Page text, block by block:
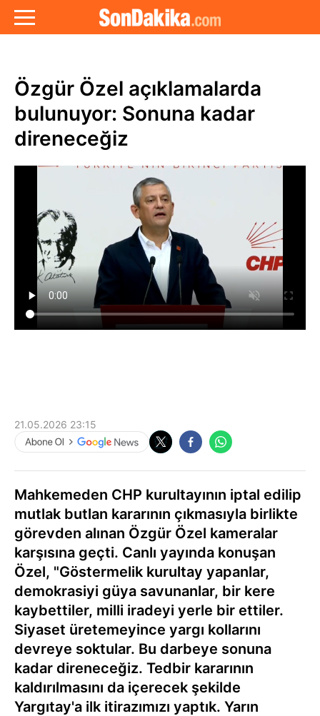
Özgür Özel açıklamalarda
bulunuyor: Sonuna kadar
direneceğiz
21.05.2026 23:15
Mahkemeden CHP kurultayının iptal edilip
mutlak butlan kararının çıkmasıyla birlikte
görevden alınan Özgür Özel kameralar
karşısına geçti. Canlı yayında konuşan
Özel, "Göstermelik kurultay yapanlar,
demokrasiyi güya savunanlar, bir kere
kaybettiler, milli iradeyi yerle bir ettiler.
Siyaset üretemeyince yargı kollarını
devreye soktular. Bu darbeye sonuna
kadar direneceğiz. Tedbir kararının
kaldırılmasını da içerecek şekilde
Yargıtay'a ilk itirazımızı yaptık. Yarın